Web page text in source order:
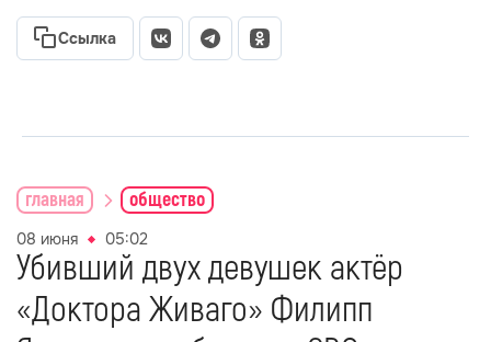
Ссылка
главная общество
08 июня 05:02
Убивший двух девушек актёр
«Доктора Живаго» Филипп